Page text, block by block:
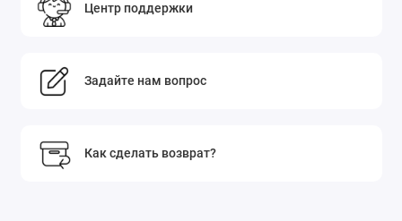
Центр поддержки
Задайте нам вопрос
Как сделать возврат?